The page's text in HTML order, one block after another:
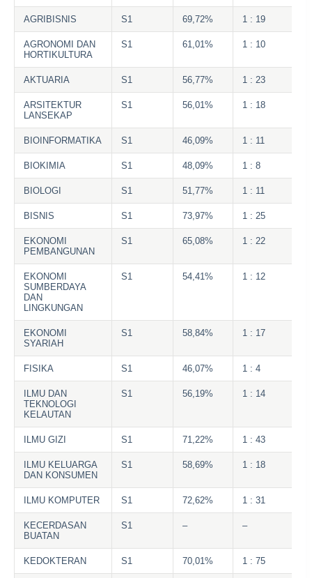
AGRIBISNIS S1 69,72% 1 : 19
AGRONOMI DAN
HORTIKULTURA
S1 61,01% 1 : 10
AKTUARIA S1 56,77% 1 : 23
ARSITEKTUR
LANSEKAP
S1 56,01% 1 : 18
BIOINFORMATIKA S1 46,09% 1 : 11
BIOKIMIA S1 48,09% 1 : 8
BIOLOGI S1 51,77% 1 : 11
BISNIS S1 73,97% 1 : 25
EKONOMI
PEMBANGUNAN
S1 65,08% 1 : 22
EKONOMI
SUMBERDAYA
DAN
LINGKUNGAN
S1 54,41% 1 : 12
EKONOMI
SYARIAH
S1 58,84% 1 : 17
FISIKA S1 46,07% 1 : 4
ILMU DAN
TEKNOLOGI
KELAUTAN
S1 56,19% 1 : 14
ILMU GIZI S1 71,22% 1 : 43
ILMU KELUARGA
DAN KONSUMEN
S1 58,69% 1 : 18
ILMU KOMPUTER S1 72,62% 1 : 31
KECERDASAN
BUATAN
S1 – –
KEDOKTERAN S1 70,01% 1 : 75